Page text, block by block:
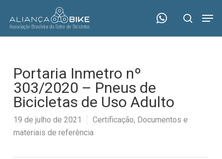
main
search
Portaria Inmetro nº
303/2020 – Pneus de
Bicicletas de Uso Adulto
19 de julho de 2021 Certificação, Documentos e
materiais de referência